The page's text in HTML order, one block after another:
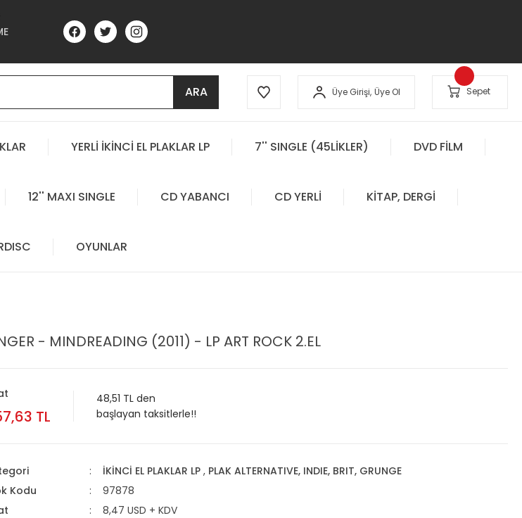
ARA Üye Girişi, Üye Ol Sepet
YERLİ İKİNCİ EL PLAKLAR LP 7'' SINGLE (45LİKLER) DVD FİLM
12'' MAXI SINGLE CD YABANCI CD YERLİ KİTAP, DERGİ
OYUNLAR
- MINDREADING (2011) - LP ART ROCK 2.EL
TL
48,51 TL den
başlayan taksitlerle!!
İKİNCİ EL PLAKLAR LP , PLAK ALTERNATIVE, INDIE, BRIT, GRUNGE
Kodu
97878
8,47 USD + KDV